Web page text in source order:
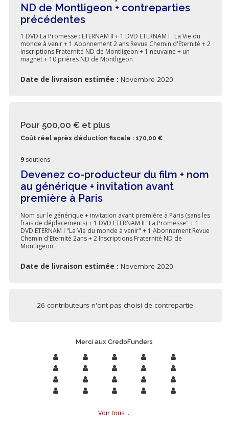
ND de Montligeon + contreparties
précédentes
1 DVD La Promesse : ETERNAM II + 1 DVD ETERNAM I : La Vie du
monde à venir + 1 Abonnement 2 ans Revue Chemin d'Eternité + 2
inscriptions Fraternité ND de Montligeon + 1 neuvaine + un
magnet + 10 prières ND de Montligeon
Date de livraison estimée : Novembre 2020
Pour 500,00 € et plus
Coût réel après déduction fiscale : 170,00 €
9 soutiens
Devenez co-producteur du film + nom
au générique + invitation avant
première à Paris
Nom sur le générique + invitation avant première à Paris (sans les
frais de déplacements) + 1 DVD ETERNAM II "La Promesse" + 1
DVD ETERNAM I "La Vie du monde à venir" + 1 Abonnement Revue
Chemin d'Eternité 2ans + 2 Inscriptions Fraternité ND de
Montligeon
Date de livraison estimée : Novembre 2020
26 contributeurs n'ont pas choisi de contrepartie.
Merci aux CredoFunders
Voir tous ...